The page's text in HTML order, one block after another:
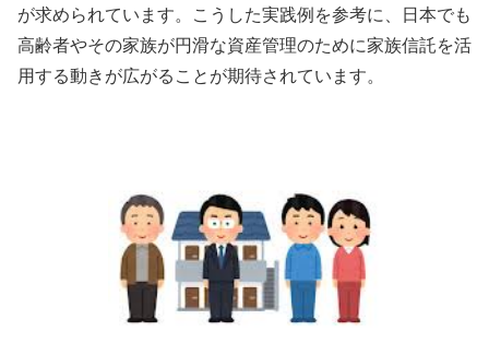
が求められています。こうした実践例を参考に、日本でも
高齢者やその家族が円滑な資産管理のために家族信託を活
用する動きが広がることが期待されています。